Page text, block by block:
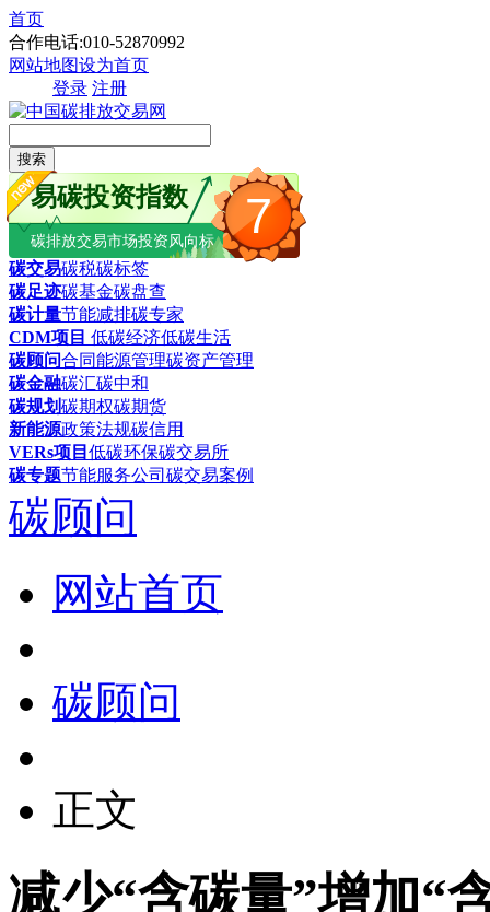
首页
合作电话:010-52870992
网站地图设为首页
登录 注册
搜索
7
易碳投资指数
碳排放交易市场投资风向标
碳交易碳税碳标签
碳足迹碳基金碳盘查
碳计量节能减排碳专家
CDM项目 低碳经济低碳生活
碳顾问合同能源管理碳资产管理
碳金融碳汇碳中和
碳规划碳期权碳期货
新能源政策法规碳信用
VERs项目 低碳环保碳交易所
碳专题节能服务公司 碳交易案例
碳顾问
网站首页
碳顾问
正文
减少“含碳量”增加“